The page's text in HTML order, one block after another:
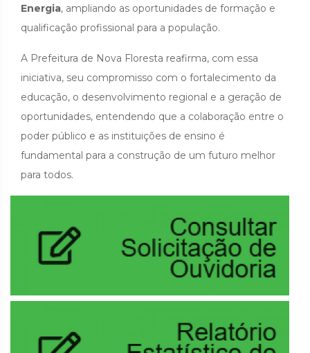
Energia, ampliando as oportunidades de formação e
qualificação profissional para a população.
A Prefeitura de Nova Floresta reafirma, com essa
iniciativa, seu compromisso com o fortalecimento da
educação, o desenvolvimento regional e a geração de
oportunidades, entendendo que a colaboração entre o
poder público e as instituições de ensino é
fundamental para a construção de um futuro melhor
para todos.